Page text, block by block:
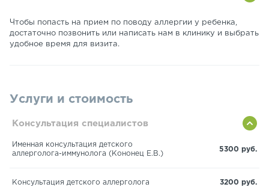
Чтобы попасть на прием по поводу аллергии у ребенка,
достаточно позвонить или написать нам в клинику и выбрать
удобное время для визита.
Услуги и стоимость
Консультация специалистов
Именная консультация детского
аллерголога-иммунолога (Кононец Е.В.)
5300 руб.
Консультация детского аллерголога 3200 руб.